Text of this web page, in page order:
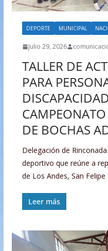
DEPORTE MUNICIPAL
Julio 29, 2026
TALLER DE
PARA
DE BOCHAS
Delegación de
deportivo que reúne a
de Los Andes, San Felipe
Leer más